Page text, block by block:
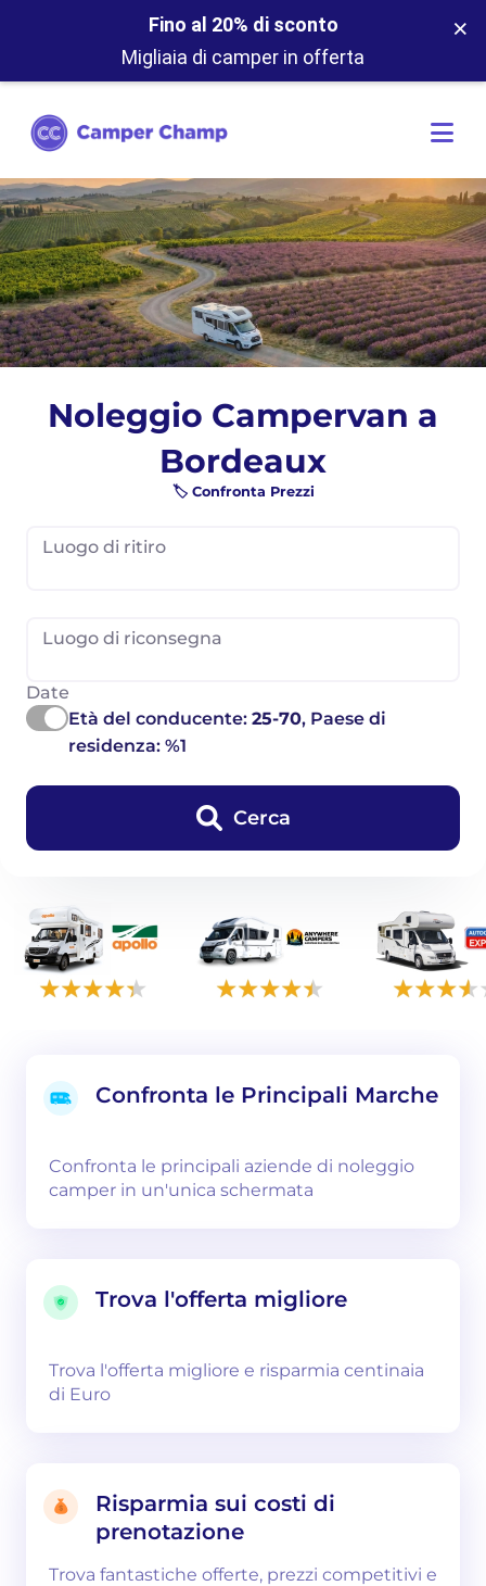
Fino al 20% di sconto
Migliaia di camper in offerta
×
Noleggio Campervan a
Bordeaux
🏷️ Confronta Prezzi
Luogo di ritiro
Luogo di riconsegna
Date
Età del conducente:25-70, Paese di
residenza: %1
Cerca
Confronta le Principali Marche
Confronta le principali aziende di noleggio
camper in un'unica schermata
Trova l'offerta migliore
Trova l'offerta migliore e risparmia centinaia
di Euro
Risparmia sui costi di
prenotazione
Trova fantastiche offerte, prezzi competitivi e